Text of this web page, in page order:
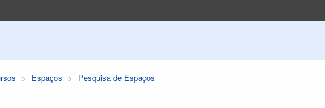
Espaços Pesquisa de Espaços